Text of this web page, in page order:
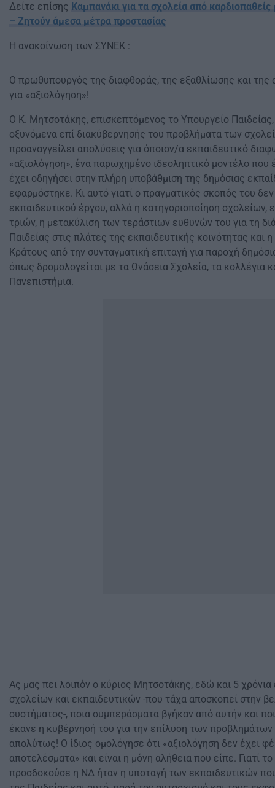
Δείτε επίσης Καμπανάκι για τα σχολεία από
– Ζητούν άμεσα μέτρα προστασίας
H ανακοίνωση των ΣΥΝΕΚ :
Ο πρωθυπουργός της διαφθοράς, της εξαθλίωσης και της
για «αξιολόγηση»!
Ο Κ. Μητσοτάκης, επισκεπτόμενος το Υπουργείο Παιδείας,
οξυνόμενα επί διακύβερνησής του προβλήματα των
προαναγγείλει απολύσεις για όποιον/α εκπαιδευτικό
«αξιολόγηση», ένα παρωχημένο ιδεοληπτικό μοντέλο που
έχει οδηγήσει στην πλήρη υποβάθμιση της δημόσιας
εφαρμόστηκε. Κι αυτό γιατί ο πραγματικός σκοπός του
εκπαιδευτικού έργου, αλλά η κατηγοριοποίηση
τριών, η μετακύλιση των τεράστιων ευθυνών του για τη
Παιδείας στις πλάτες της εκπαιδευτικής κοινότητας και
Κράτους από την συνταγματική επιταγή για παροχή
όπως δρομολογείται με τα Ωνάσεια Σχολεία, τα κολλέγια
Πανεπιστήμια.
Ας μας πει λοιπόν ο κύριος Μητσοτάκης, εδώ και 5
σχολείων και εκπαιδευτικών -που τάχα αποσκοπεί στην
συστήματος-, ποια συμπεράσματα βγήκαν από αυτήν και
έκανε η κυβέρνησή του για την επίλυση των
απολύτως! Ο ίδιος ομολόγησε ότι «αξιολόγηση δεν έχει
αποτελέσματα» και είναι η μόνη αλήθεια που είπε. Γιατί
προσδοκούσε η ΝΔ ήταν η υποταγή των εκπαιδευτικών